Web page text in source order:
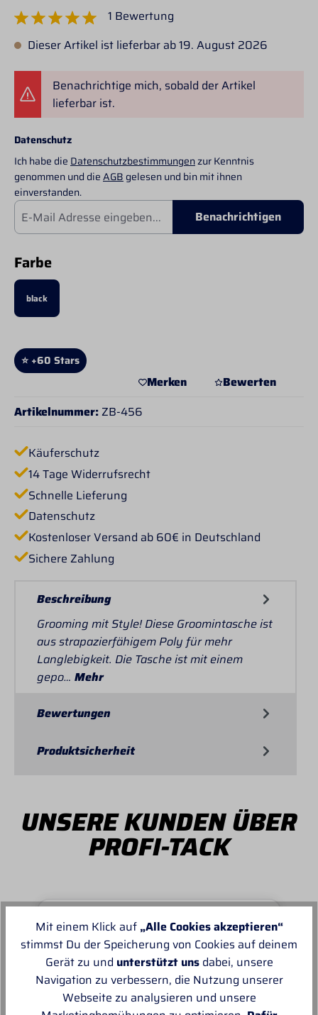
Durchschnittliche Bewertung von 5 von 5 Sternen
1 Bewertung
Dieser Artikel ist lieferbar ab 19. August 2026
Benachrichtige mich, sobald der Artikel
lieferbar ist.
Datenschutz
Ich habe die Datenschutzbestimmungenzur Kenntnis
genommen und dieAGB gelesen und bin mit ihnen
einverstanden.
Benachrichtigen
Farbeauswählen
black
⭐ +60 Stars
Merken
Bewerten
Artikelnummer:ZB-456
Käuferschutz
14 Tage Widerrufsrecht
Schnelle Lieferung
Datenschutz
Kostenloser Versand ab 60€ in Deutschland
Sichere Zahlung
Beschreibung
Grooming mit Style! Diese Groomintasche ist
aus strapazierfähigem Poly für mehr
Langlebigkeit. Die Tasche ist mit einem
gepo… Mehr
Bewertungen
Produktsicherheit
UNSERE KUNDEN ÜBER
PROFI-TACK
Von MANUELA
Super schnell und reibungslos, top
Ware.sehr zu empfehlen, top!
Mit einem Klick auf „Alle Cookies akzeptieren“
stimmst Du der Speicherung von Cookies auf deinem
Gerät zu und unterstützt unsdabei, unsere
Navigation zu verbessern, die Nutzung unserer
Webseite zu analysieren und unsere